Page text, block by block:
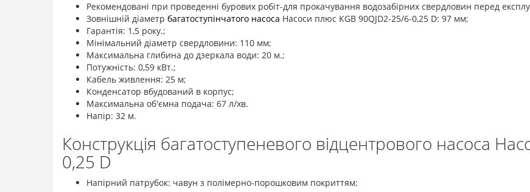
Рекомендовані при проведенні бурових робіт-для прокачування водозабірних свердловин перед
Зовнішній діаметр багатоступінчатого насоса Насоси плюс KGB 90QJD2-25/6-0,25 D: 97 мм;
Гарантія: 1,5 року.;
Мінімальний діаметр свердловини: 110 мм;
Максимальна глибина до дзеркала води: 20 м.;
Потужність: 0,59 кВт.;
Кабель живлення: 25 м;
Конденсатор вбудований в корпус;
Максимальна об'ємна подача: 67 л/хв.
Напір: 32 м.
Конструкція багатоступеневого відцентрового насоса
0,25 D
Напірний патрубок: чавун з полімерно-порошковим покриттям;